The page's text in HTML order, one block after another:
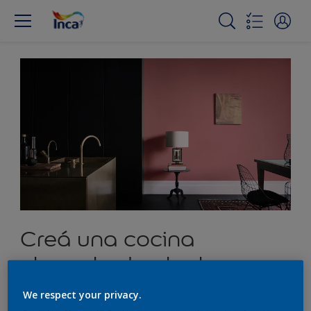
Creá una cocina
elegante de planta
abierta
We respect your privacy.